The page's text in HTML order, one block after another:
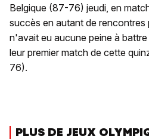
Belgique (87-76) jeudi, en
succès en autant de rencontres
n'avait eu aucune peine à
leur premier match de cette
76).
PLUS DE JEUX